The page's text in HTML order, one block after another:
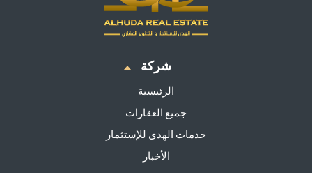
شركة
الرئيسية
جميع العقارات
خدمات الهدى للإستثمار
الأخبار